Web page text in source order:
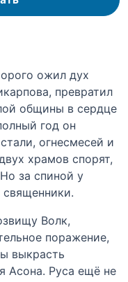
ожил дух
превратил
общины в сердце
год он
огнесмесей и
храмов спорят,
за спиной у
Волк,
поражение,
выкрасть
Асона. Руса ещё не